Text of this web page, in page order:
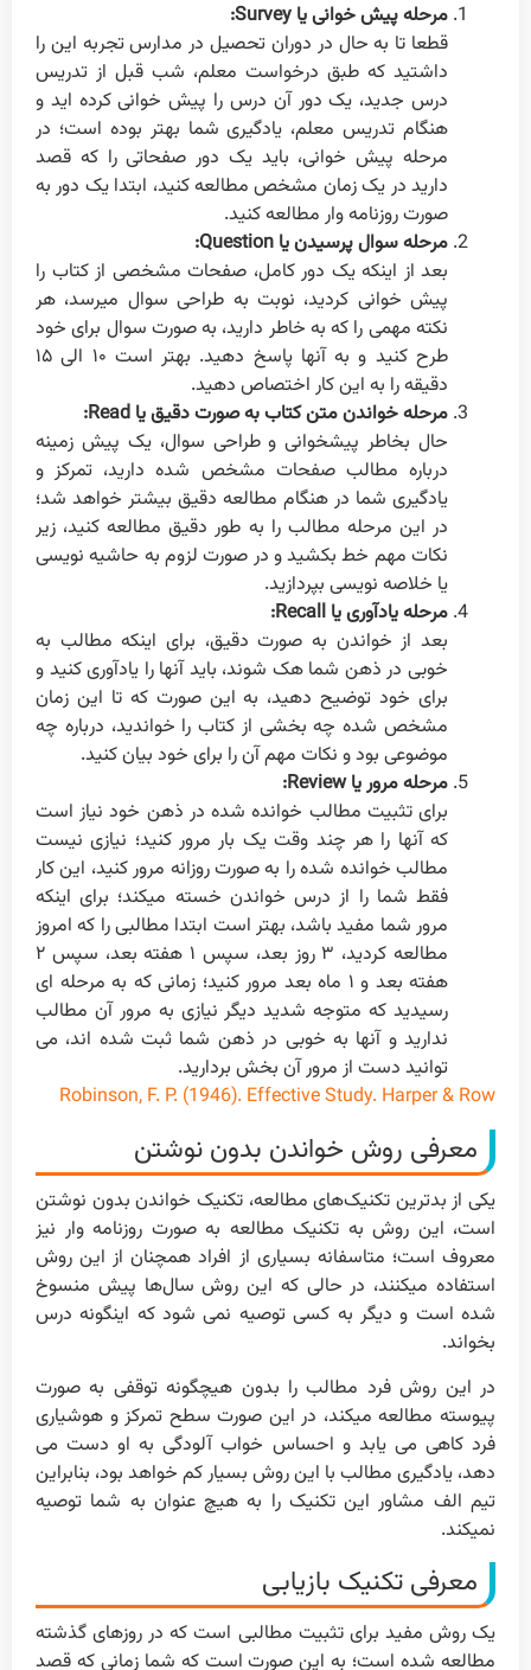
مرحله پیش خوانی یا Survey:
قطعا تا به حال در دوران تحصیل در مدارس تجربه این را
داشتید که طبق درخواست معلم، شب قبل از تدریس
درس جدید، یک دور آن درس را پیش خوانی کرده اید و
هنگام تدریس معلم، یادگیری شما بهتر بوده است؛ در
مرحله پیش خوانی، باید یک دور صفحاتی را که قصد
دارید در یک زمان مشخص مطالعه کنید، ابتدا یک دور به
صورت روزنامه وار مطالعه کنید.
مرحله سوال پرسیدن یا Question:
بعد از اینکه یک دور کامل، صفحات مشخصی از کتاب را
پیش خوانی کردید، نوبت به طراحی سوال میرسد، هر
نکته مهمی را که به خاطر دارید، به صورت سوال برای خود
طرح کنید و به آنها پاسخ دهید. بهتر است ۱۰ الی ۱۵
دقیقه را به این کار اختصاص دهید.
مرحله خواندن متن کتاب به صورت دقیق یا Read:
حال بخاطر پیشخوانی و طراحی سوال، یک پیش زمینه
درباره مطالب صفحات مشخص شده دارید، تمرکز و
یادگیری شما در هنگام مطالعه دقیق بیشتر خواهد شد؛
در این مرحله مطالب را به طور دقیق مطالعه کنید، زیر
نکات مهم خط بکشید و در صورت لزوم به حاشیه نویسی
یا خلاصه نویسی بپردازید.
مرحله یادآوری یا Recall:
بعد از خواندن به صورت دقیق، برای اینکه مطالب به
خوبی در ذهن شما هک شوند، باید آنها را یادآوری کنید و
برای خود توضیح دهید، به این صورت که تا این زمان
مشخص شده چه بخشی از کتاب را خواندید، درباره چه
موضوعی بود و نکات مهم آن را برای خود بیان کنید.
مرحله مرور یا Review:
برای تثبیت مطالب خوانده شده در ذهن خود نیاز است
که آنها را هر چند وقت یک بار مرور کنید؛ نیازی نیست
مطالب خوانده شده را به صورت روزانه مرور کنید، این کار
فقط شما را از درس خواندن خسته میکند؛ برای اینکه
مرور شما مفید باشد، بهتر است ابتدا مطالبی را که امروز
مطالعه کردید، ۳ روز بعد، سپس ۱ هفته بعد، سپس ۲
هفته بعد و ۱ ماه بعد مرور کنید؛ زمانی که به مرحله ای
رسیدید که متوجه شدید دیگر نیازی به مرور آن مطالب
ندارید و آنها به خوبی در ذهن شما ثبت شده اند، می
توانید دست از مرور آن بخش بردارید.
Robinson, F. P. (1946). Effective Study. Harper & Row
معرفی روش خواندن بدون نوشتن
یکی از بدترین تکنیک‌های مطالعه، تکنیک خواندن بدون نوشتن
است، این روش به تکنیک مطالعه به صورت روزنامه وار نیز
معروف است؛ متاسفانه بسیاری از افراد همچنان از این روش
استفاده میکنند، در حالی که این روش سال‌ها پیش منسوخ
شده است و دیگر به کسی توصیه نمی شود که اینگونه درس
بخواند.
در این روش فرد مطالب را بدون هیچگونه توقفی به صورت
پیوسته مطالعه میکند، در این صورت سطح تمرکز و هوشیاری
فرد کاهی می یابد و احساس خواب آلودگی به او دست می
دهد، یادگیری مطالب با این روش بسیار کم خواهد بود، بنابراین
تیم الف مشاور این تکنیک را به هیچ عنوان به شما توصیه
نمیکند.
معرفی تکنیک بازیابی
یک روش مفید برای تثبیت مطالبی است که در روزهای گذشته
مطالعه شده است؛ به این صورت است که شما زمانی که قصد